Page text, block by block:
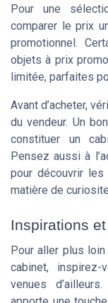
Pour une
comparer le prix
promotionnel.
objets à prix
limitée, parfaites
Avant d’acheter,
du vendeur. Un
constituer un
Pensez aussi à
pour découvrir les
matière de
Inspirations
Pour aller plus
cabinet,
venues